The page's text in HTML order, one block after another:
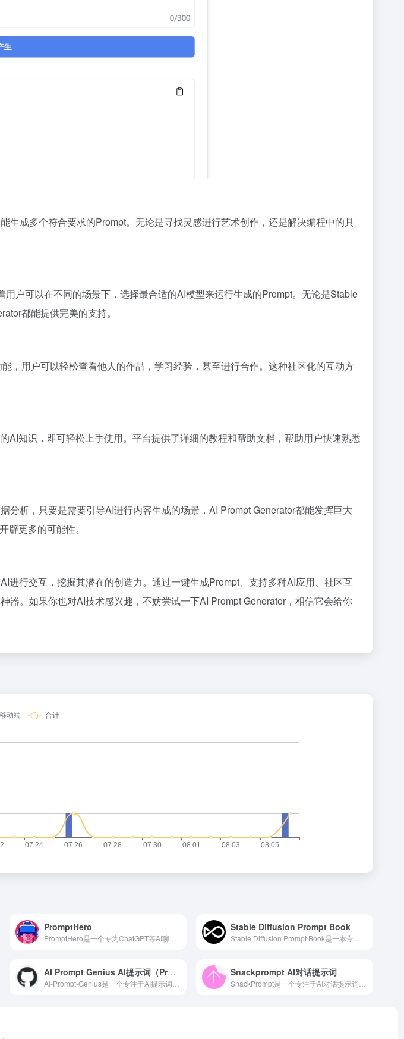
成多个符合要求的Prompt。无论是寻找灵感进行艺术创作，还是解决编程中的具
户可以在不同的场景下，选择最合适的AI模型来运行生成的Prompt。无论是Stable
都能提供完美的支持。
，用户可以轻松查看他人的作品，学习经验，甚至进行合作。这种社区化的互动方
知识，即可轻松上手使用。平台提供了详细的教程和帮助文档，帮助用户快速熟悉
析，只要是需要引导AI进行内容生成的场景，AI Prompt Generator都能发挥巨大
更多的可能性。
行交互，挖掘其潜在的创造力。通过一键生成Prompt、支持多种AI应用、社区互
。如果你也对AI技术感兴趣，不妨尝试一下AI Prompt Generator，相信它会给你
PromptHero Stable Diffusion Prompt Book
AI Prompt Genius AI提示词（Prompt） Snackprompt AI对话提示词